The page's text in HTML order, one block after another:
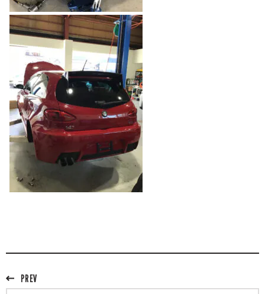
のご相談も可能です。
お問い合わせフォームにて、オンラインでのご連絡をご
希望ください。
PREV